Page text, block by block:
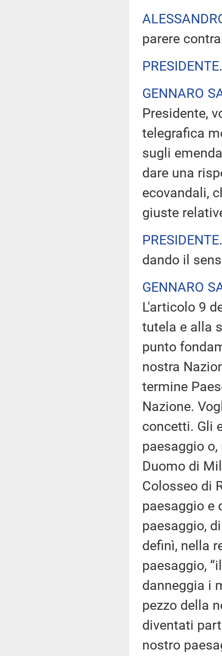
parere
PRESIDENTE
GENNARO
Presidente,
telegrafica
sugli
dare una
ecovandali,
giuste
PRESIDENTE
dando il
GENNARO
L'articolo 9
tutela e alla
punto
nostra
termine
Nazione.
concetti. Gli
paesaggio
Duomo di
Colosseo di
paesaggio e
paesaggio,
definì, nella
paesaggio,
danneggia i
pezzo della
diventati
nostro